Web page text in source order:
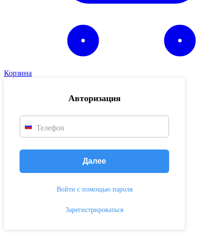
Корзина
Авторизация
Телефон
Далее
Войти с помощью пароля
Зарегистрироваться